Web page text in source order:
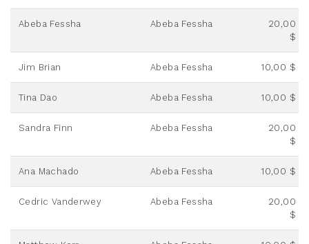
Abeba Fessha Abeba Fessha
20,00
$
Jim Brian Abeba Fessha 10,00 $
Tina Dao Abeba Fessha 10,00 $
Sandra Finn Abeba Fessha
20,00
$
Ana Machado Abeba Fessha 10,00 $
Cedric Vanderwey Abeba Fessha
20,00
$